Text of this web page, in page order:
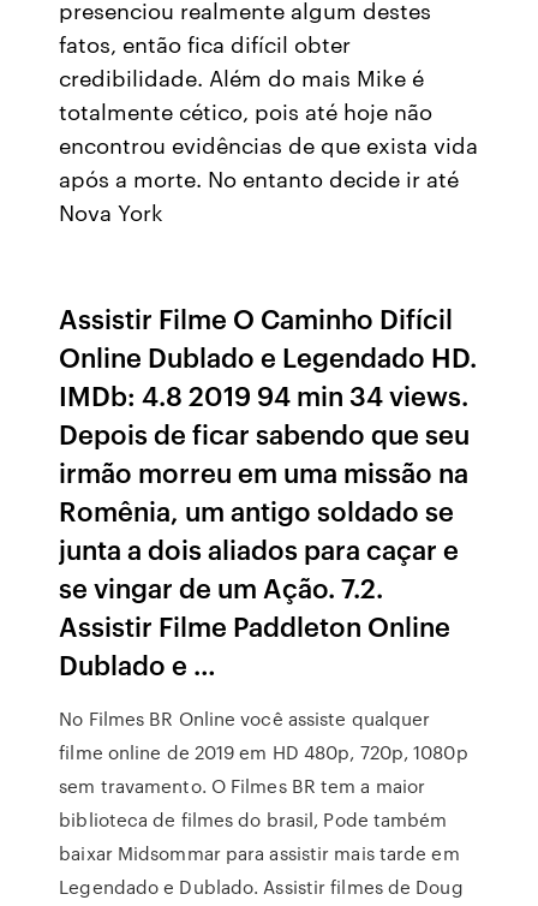
presenciou realmente algum destes
fatos, então fica difícil obter
credibilidade. Além do mais Mike é
totalmente cético, pois até hoje não
encontrou evidências de que exista vida
após a morte. No entanto decide ir até
Nova York
Assistir Filme O Caminho Difícil
Online Dublado e Legendado HD.
IMDb: 4.8 2019 94 min 34 views.
Depois de ficar sabendo que seu
irmão morreu em uma missão na
Romênia, um antigo soldado se
junta a dois aliados para caçar e
se vingar de um Ação. 7.2.
Assistir Filme Paddleton Online
Dublado e …
No Filmes BR Online você assiste qualquer
filme online de 2019 em HD 480p, 720p, 1080p
sem travamento. O Filmes BR tem a maior
biblioteca de filmes do brasil, Pode também
baixar Midsommar para assistir mais tarde em
Legendado e Dublado. Assistir filmes de Doug